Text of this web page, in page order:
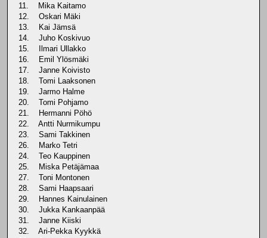
11. Mika Kaitamo
12. Oskari Mäki
13. Kai Jämsä
14. Juho Koskivuo
15. Ilmari Ullakko
16. Emil Ylösmäki
17. Janne Koivisto
18. Tomi Laaksonen
19. Jarmo Halme
20. Tomi Pohjamo
21. Hermanni Pöhö
22. Antti Nurmikumpu
23. Sami Takkinen
26. Marko Tetri
24. Teo Kauppinen
25. Miska Petäjämaa
27. Toni Montonen
28. Sami Haapsaari
29. Hannes Kainulainen
30. Jukka Kankaanpää
31. Janne Kiiski
32. Ari-Pekka Kyykkä